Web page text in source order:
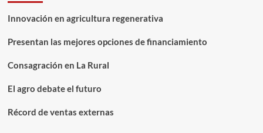
Innovación en agricultura regenerativa
Presentan las mejores opciones de financiamiento
Consagración en La Rural
El agro debate el futuro
Récord de ventas externas